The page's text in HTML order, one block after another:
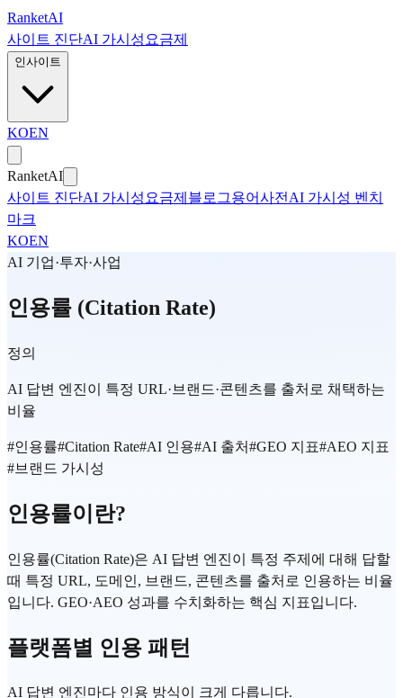
본문으로 건너뛰기
RanketAI
사이트 진단AI 가시성 요금제
인사이트
KOEN
RanketAI
사이트 진단AI 가시성 요금제 블로그용어사전 AI 가시성 벤치
마크
KOEN
AI 기업·투자·사업
인용률 (Citation Rate)
정의
AI 답변 엔진이 특정 URL·브랜드·콘텐츠를 출처로 채택하는
비율
#인용률#Citation Rate#AI 인용#AI 출처#GEO 지표#AEO 지표
#브랜드 가시성
인용률이란?
인용률(Citation Rate)은 AI 답변 엔진이 특정 주제에 대해 답할
때 특정 URL, 도메인, 브랜드, 콘텐츠를 출처로 인용하는 비율
입니다. GEO·AEO 성과를 수치화하는 핵심 지표입니다.
플랫폼별 인용 패턴
AI 답변 엔진마다 인용 방식이 크게 다릅니다.